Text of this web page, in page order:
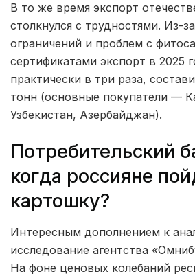
В то же время экспорт
столкнулся с трудностями. Из-
ограничений и проблем с
сертификатами экспорт в 2025
практически в три раза,
тонн (основные покупатели —
Узбекистан, Азербайджан).
Потребительский
когда россияне
картошку?
Интересным дополнением к
исследование агентства
На фоне ценовых колебаний